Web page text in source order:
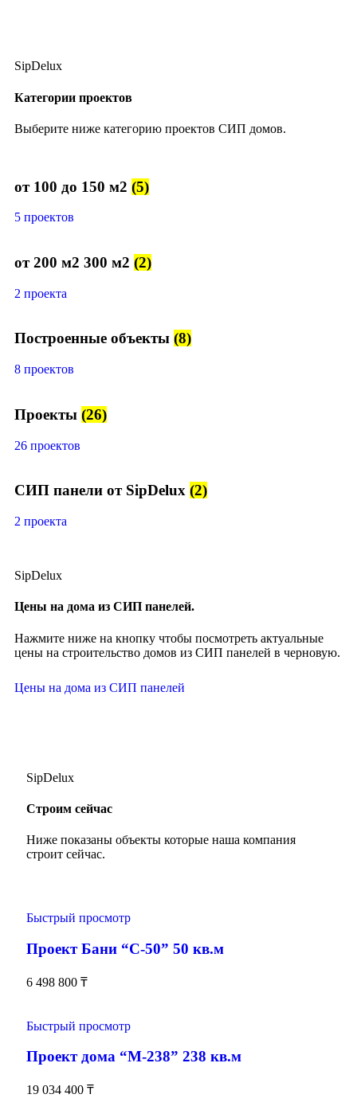
SipDelux
Категории проектов
Выберите ниже категорию проектов СИП домов.
от 100 до 150 м2 (5)
5 проектов
от 200 м2 300 м2 (2)
2 проекта
Построенные объекты (8)
8 проектов
Проекты (26)
26 проектов
СИП панели от SipDelux (2)
2 проекта
SipDelux
Цены на дома из СИП панелей.
Нажмите ниже на кнопку чтобы посмотреть актуальные
цены на строительство домов из СИП панелей в черновую.
Цены на дома из СИП панелей
SipDelux
Строим сейчас
Ниже показаны объекты которые наша компания
строит сейчас.
Быстрый просмотр
Проект Бани “С-50” 50 кв.м
6 498 800 ₸
Быстрый просмотр
Проект дома “М-238” 238 кв.м
19 034 400 ₸